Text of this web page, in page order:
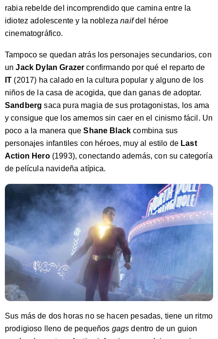
rabia rebelde del incomprendido que camina entre la
idiotez adolescente y la noblezanaifdel héroe
cinematográfico.
Tampoco se quedan atrás los personajes secundarios, con
unJack Dylan Grazer confirmando por qué el reparto de
IT (2017) ha calado en la cultura popular y alguno de los
niños de la casa de acogida, que dan ganas de adoptar.
Sandberg saca pura magia de sus protagonistas, los ama
y consigue que los amemos sin caer en el cinismo fácil. Un
poco a la manera queShane Black combina sus
personajes infantiles con héroes, muy al estilo de Last
Action Hero(1993), conectando además, con su categoría
de película navideña atípica.
Sus más de dos horas no se hacen pesadas, tiene un ritmo
prodigioso lleno de pequeños gags dentro de un guion